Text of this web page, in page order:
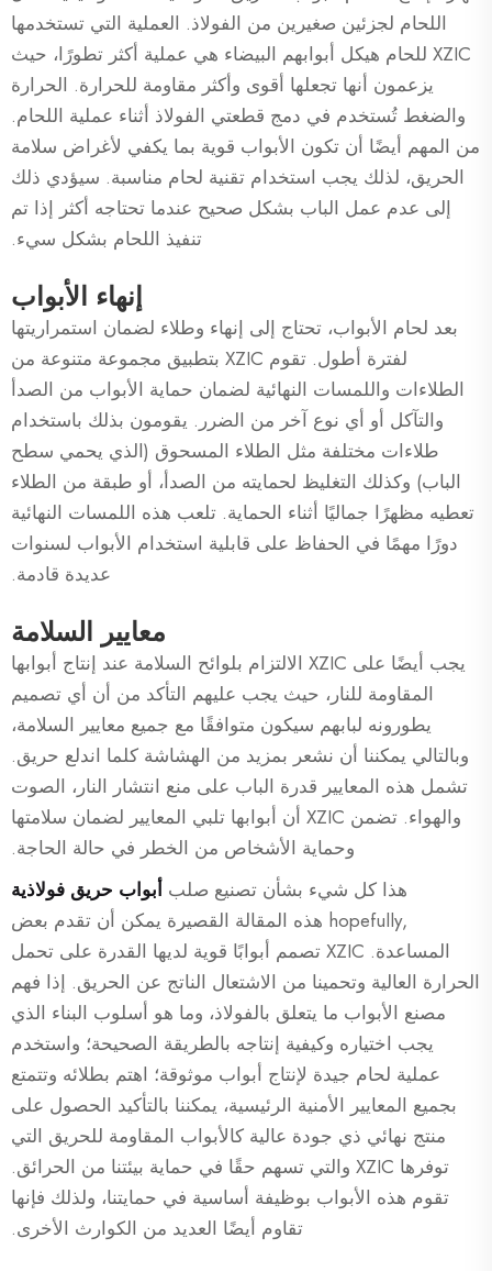
اللحام لجزئين صغيرين من الفولاذ. العملية التي تستخدمها
XZIC للحام هيكل أبوابهم البيضاء هي عملية أكثر تطورًا، حيث
يزعمون أنها تجعلها أقوى وأكثر مقاومة للحرارة. الحرارة
والضغط تُستخدم في دمج قطعتي الفولاذ أثناء عملية اللحام.
من المهم أيضًا أن تكون الأبواب قوية بما يكفي لأغراض سلامة
الحريق، لذلك يجب استخدام تقنية لحام مناسبة. سيؤدي ذلك
إلى عدم عمل الباب بشكل صحيح عندما تحتاجه أكثر إذا تم
تنفيذ اللحام بشكل سيء.
إنهاء الأبواب
بعد لحام الأبواب، تحتاج إلى إنهاء وطلاء لضمان استمراريتها
لفترة أطول. تقوم XZIC بتطبيق مجموعة متنوعة من
الطلاءات واللمسات النهائية لضمان حماية الأبواب من الصدأ
والتآكل أو أي نوع آخر من الضرر. يقومون بذلك باستخدام
طلاءات مختلفة مثل الطلاء المسحوق (الذي يحمي سطح
الباب) وكذلك التغليظ لحمايته من الصدأ، أو طبقة من الطلاء
تعطيه مظهرًا جماليًا أثناء الحماية. تلعب هذه اللمسات النهائية
دورًا مهمًا في الحفاظ على قابلية استخدام الأبواب لسنوات
عديدة قادمة.
معايير السلامة
يجب أيضًا على XZIC الالتزام بلوائح السلامة عند إنتاج أبوابها
المقاومة للنار، حيث يجب عليهم التأكد من أن أي تصميم
يطورونه لبابهم سيكون متوافقًا مع جميع معايير السلامة،
وبالتالي يمكننا أن نشعر بمزيد من الهشاشة كلما اندلع حريق.
تشمل هذه المعايير قدرة الباب على منع انتشار النار، الصوت
والهواء. تضمن XZIC أن أبوابها تلبي المعايير لضمان سلامتها
وحماية الأشخاص من الخطر في حالة الحاجة.
هذا كل شيء بشأن تصنيع صلب أبواب حريق فولاذية
,hopefully هذه المقالة القصيرة يمكن أن تقدم بعض
المساعدة. XZIC تصمم أبوابًا قوية لديها القدرة على تحمل
الحرارة العالية وتحمينا من الاشتعال الناتج عن الحريق. إذا فهم
مصنع الأبواب ما يتعلق بالفولاذ، وما هو أسلوب البناء الذي
يجب اختياره وكيفية إنتاجه بالطريقة الصحيحة؛ واستخدم
عملية لحام جيدة لإنتاج أبواب موثوقة؛ اهتم بطلائه وتتمتع
بجميع المعايير الأمنية الرئيسية، يمكننا بالتأكيد الحصول على
منتج نهائي ذي جودة عالية كالأبواب المقاومة للحريق التي
توفرها XZIC والتي تسهم حقًا في حماية بيئتنا من الحرائق.
تقوم هذه الأبواب بوظيفة أساسية في حمايتنا، ولذلك فإنها
تقاوم أيضًا العديد من الكوارث الأخرى.